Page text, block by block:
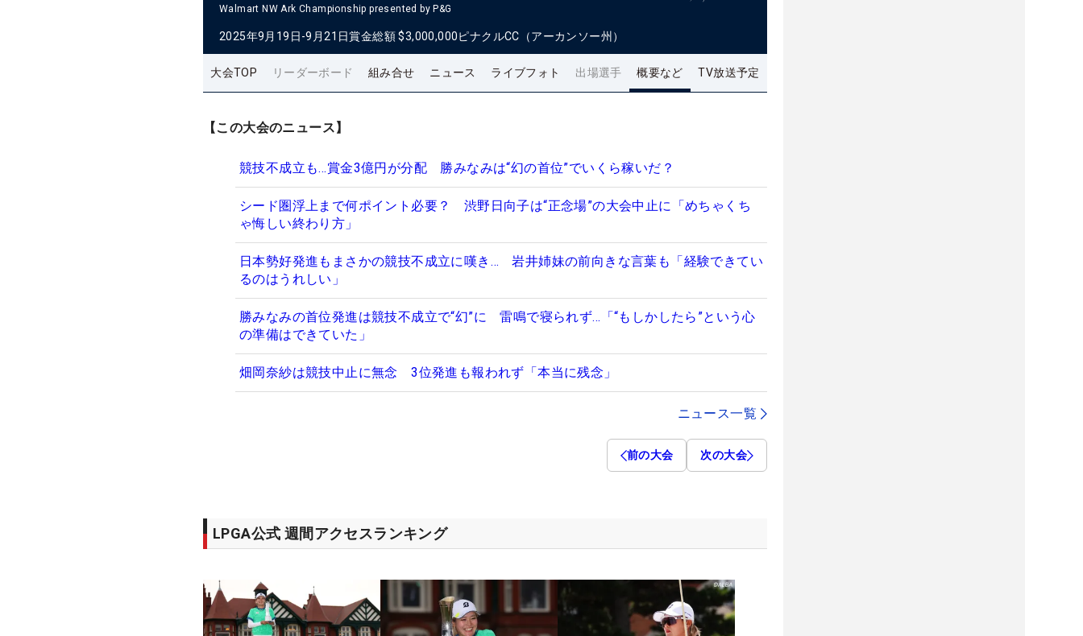
Walmart NW Ark Championship presented by P&G
2025年9月19日-9月21日賞金総額 $3,000,000ピナクルCC（アーカンソー州）
大会TOP リーダーボード 組み合せ ニュース ライブフォト 出場選手 概要など TV放送予定
【この大会のニュース】
競技不成立も…賞金3億円が分配 勝みなみは“幻の首位”でいくら稼いだ？
シード圏浮上まで何ポイント必要？ 渋野日向子は“正念場”の大会中止に「めちゃくち
ゃ悔しい終わり方」
日本勢好発進もまさかの競技不成立に嘆き… 岩井姉妹の前向きな言葉も「経験できてい
るのはうれしい」
勝みなみの首位発進は競技不成立で“幻”に 雷鳴で寝られず…「“もしかしたら”という心
の準備はできていた」
畑岡奈紗は競技中止に無念 3位発進も報われず「本当に残念」
ニュース一覧
前の大会 次の大会
LPGA公式 週間アクセスランキング